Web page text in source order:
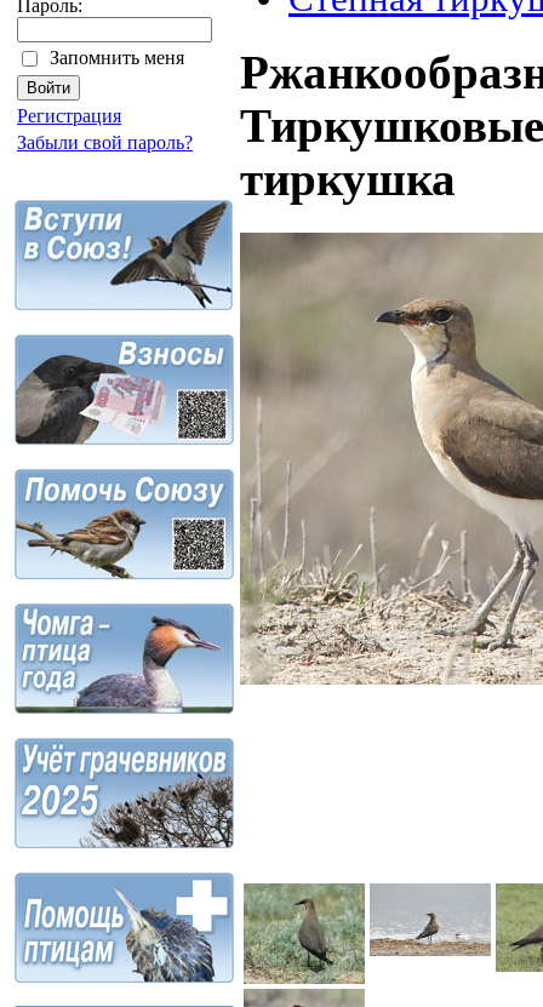
Пароль:
Запомнить меня
Регистрация
Забыли свой пароль?
тиркушка